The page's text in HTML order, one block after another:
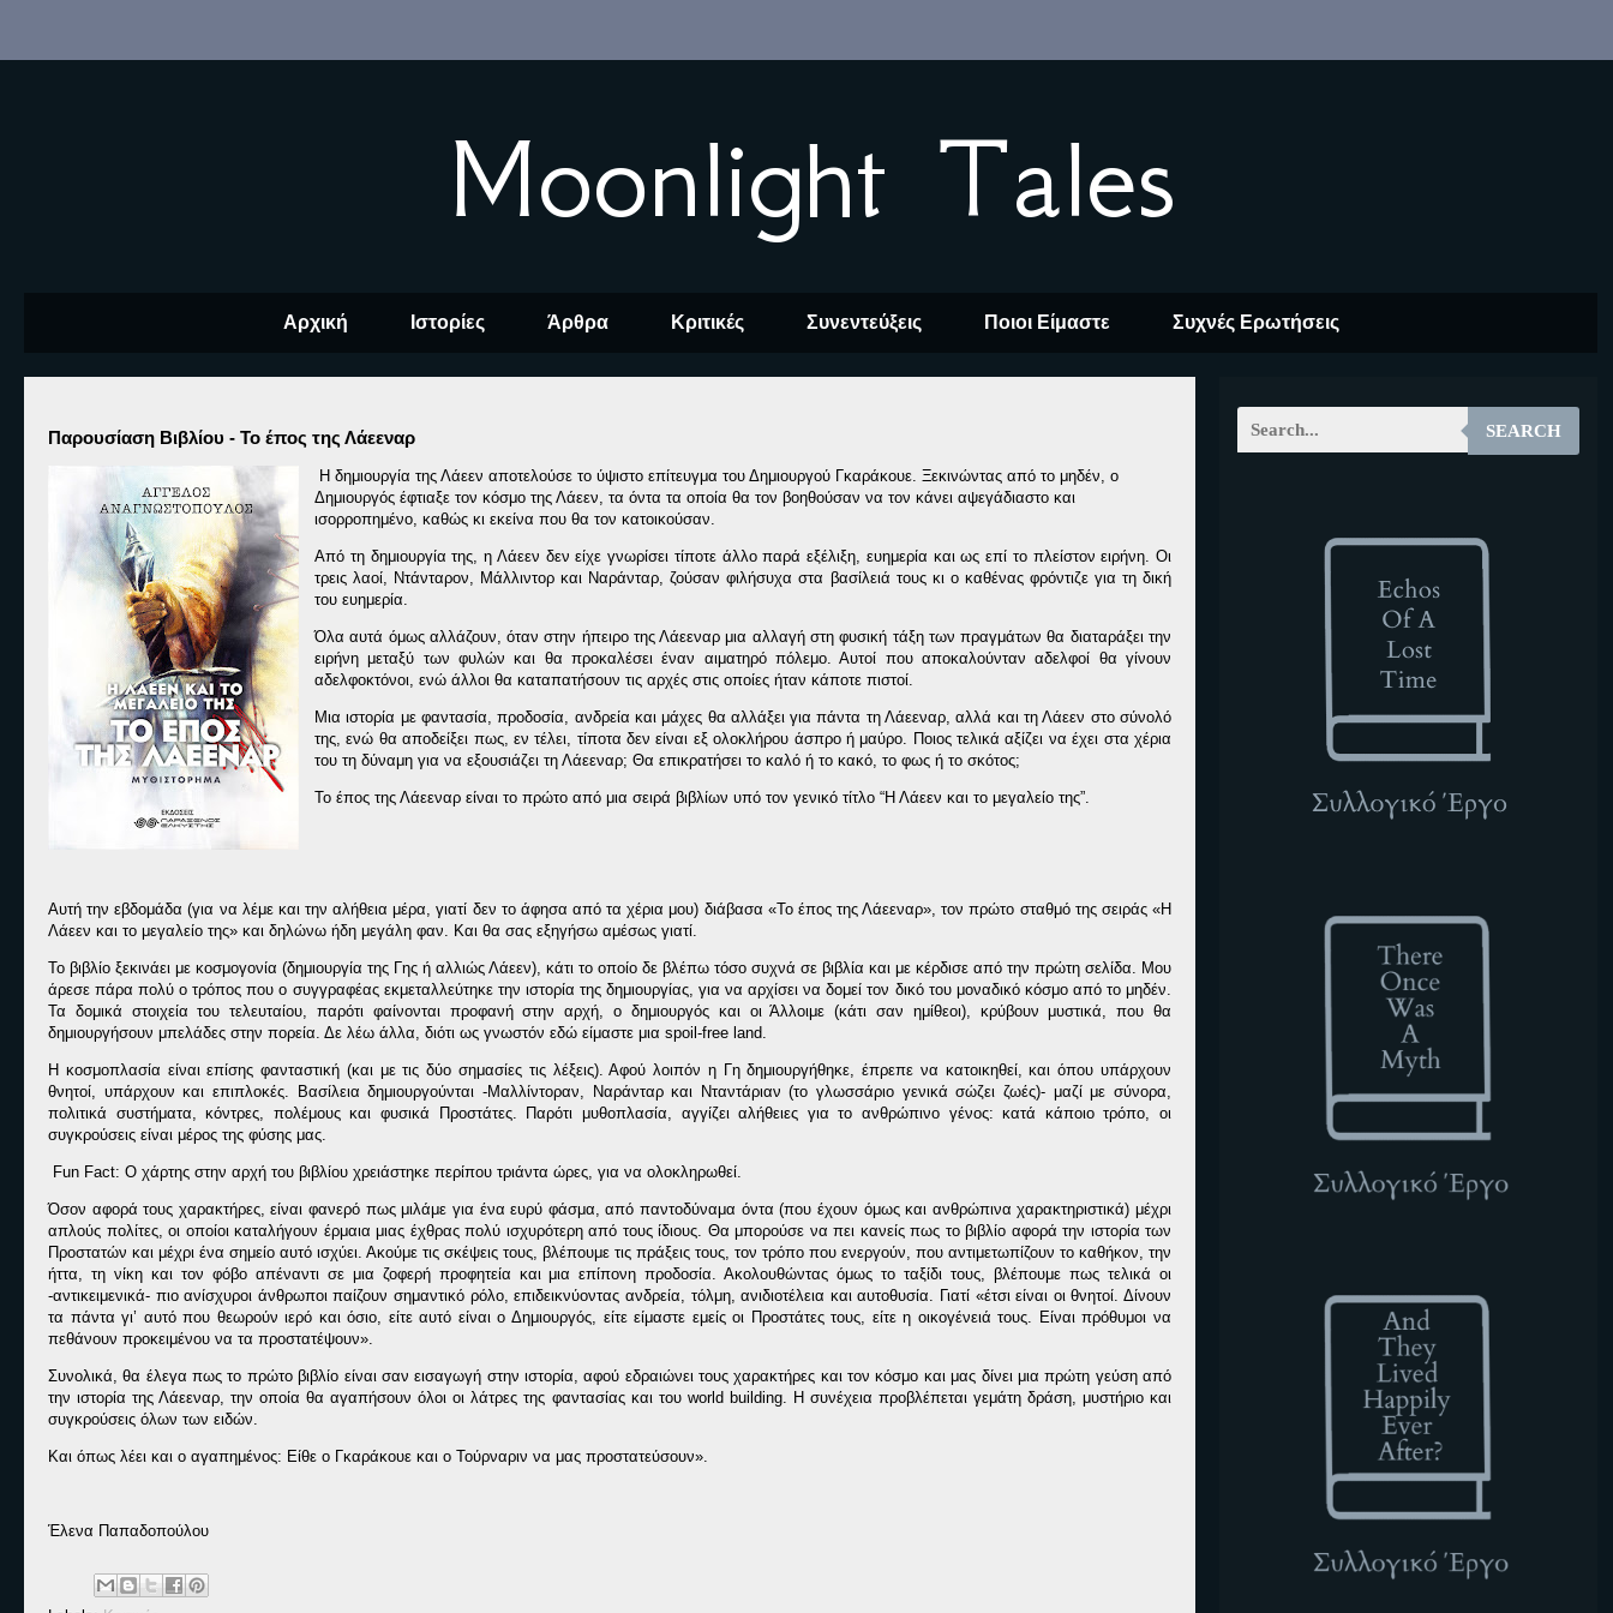
Moonlight Tales
Αρχική Ιστορίες Άρθρα Κριτικές Συνεντεύξεις Ποιοι Είμαστε Συχνές Ερωτήσεις
Παρουσίαση Βιβλίου - Το έπος της Λάεεναρ
Η δημιουργία της Λάεεν αποτελούσε το ύψιστο επίτευγμα του Δημιουργού Γκαράκουε. Ξεκινώντας από το μηδέν, ο
Δημιουργός έφτιαξε τον κόσμο της Λάεεν, τα όντα τα οποία θα τον βοηθούσαν να τον κάνει αψεγάδιαστο και
ισορροπημένο, καθώς κι εκείνα που θα τον κατοικούσαν.
Από τη δημιουργία της, η Λάεεν δεν είχε γνωρίσει τίποτε άλλο παρά εξέλιξη, ευημερία και ως επί το πλείστον ειρήνη. Οι
τρεις λαοί, Ντάνταρον, Μάλλιντορ και Ναράνταρ, ζούσαν φιλήσυχα στα βασίλειά τους κι ο καθένας φρόντιζε για τη δική
του ευημερία.
Όλα αυτά όμως αλλάζουν, όταν στην ήπειρο της Λάεεναρ μια αλλαγή στη φυσική τάξη των πραγμάτων θα διαταράξει την
ειρήνη μεταξύ των φυλών και θα προκαλέσει έναν αιματηρό πόλεμο. Αυτοί που αποκαλούνταν αδελφοί θα γίνουν
αδελφοκτόνοι, ενώ άλλοι θα καταπατήσουν τις αρχές στις οποίες ήταν κάποτε πιστοί.
Μια ιστορία με φαντασία, προδοσία, ανδρεία και μάχες θα αλλάξει για πάντα τη Λάεεναρ, αλλά και τη Λάεεν στο σύνολό
της, ενώ θα αποδείξει πως, εν τέλει, τίποτα δεν είναι εξ ολοκλήρου άσπρο ή μαύρο. Ποιος τελικά αξίζει να έχει στα χέρια
του τη δύναμη για να εξουσιάζει τη Λάεεναρ; Θα επικρατήσει το καλό ή το κακό, το φως ή το σκότος;
Το έπος της Λάεεναρ είναι το πρώτο από μια σειρά βιβλίων υπό τον γενικό τίτλο “Η Λάεεν και το μεγαλείο της”.
Αυτή την εβδομάδα (για να λέμε και την αλήθεια μέρα, γιατί δεν το άφησα από τα χέρια μου) διάβασα «Το έπος της Λάεεναρ», τον πρώτο σταθμό της σειράς «Η
Λάεεν και το μεγαλείο της» και δηλώνω ήδη μεγάλη φαν. Και θα σας εξηγήσω αμέσως γιατί.
Το βιβλίο ξεκινάει με κοσμογονία (δημιουργία της Γης ή αλλιώς Λάεεν), κάτι το οποίο δε βλέπω τόσο συχνά σε βιβλία και με κέρδισε από την πρώτη σελίδα. Μου
άρεσε πάρα πολύ ο τρόπος που ο συγγραφέας εκμεταλλεύτηκε την ιστορία της δημιουργίας, για να αρχίσει να δομεί τον δικό του μοναδικό κόσμο από το μηδέν.
Τα δομικά στοιχεία του τελευταίου, παρότι φαίνονται προφανή στην αρχή, ο δημιουργός και οι Άλλοιμε (κάτι σαν ημίθεοι), κρύβουν μυστικά, που θα
δημιουργήσουν μπελάδες στην πορεία. Δε λέω άλλα, διότι ως γνωστόν εδώ είμαστε μια spoil -free land.
Η κοσμοπλασία είναι επίσης φανταστική (και με τις δύο σημασίες τις λέξεις). Αφού λοιπόν η Γη δημιουργήθηκε, έπρεπε να κατοικηθεί, και όπου υπάρχουν
θνητοί, υπάρχουν και επιπλοκές. Βασίλεια δημιουργούνται -Μαλλίντοραν, Ναράνταρ και Νταντάριαν (το γλωσσάριο γενικά σώζει ζωές)- μαζί με σύνορα,
πολιτικά συστήματα, κόντρες, πολέμους και φυσικά Προστάτες. Παρότι μυθοπλασία, αγγίζει αλήθειες για το ανθρώπινο γένος: κατά κάποιο τρόπο, οι
συγκρούσεις είναι μέρος της φύσης μας.
Fun Fact: Ο χάρτης στην αρχή του βιβλίου χρειάστηκε περίπου τριάντα ώρες, για να ολοκληρωθεί.
Όσον αφορά τους χαρακτήρες, είναι φανερό πως μιλάμε για ένα ευρύ φάσμα, από παντοδύναμα όντα (που έχουν όμως και ανθρώπινα χαρακτηριστικά) μέχρι
απλούς πολίτες, οι οποίοι καταλήγουν έρμαια μιας έχθρας πολύ ισχυρότερη από τους ίδιους. Θα μπορούσε να πει κανείς πως το βιβλίο αφορά την ιστορία των
Προστατών και μέχρι ένα σημείο αυτό ισχύει. Ακούμε τις σκέψεις τους, βλέπουμε τις πράξεις τους, τον τρόπο που ενεργούν, που αντιμετωπίζουν το καθήκον, την
ήττα, τη νίκη και τον φόβο απέναντι σε μια ζοφερή προφητεία και μια επίπονη προδοσία. Ακολουθώντας όμως το ταξίδι τους, βλέπουμε πως τελικά οι
-αντικειμενικά- πιο ανίσχυροι άνθρωποι παίζουν σημαντικό ρόλο, επιδεικνύοντας ανδρεία, τόλμη, ανιδιοτέλεια και αυτοθυσία. Γιατί «έτσι είναι οι θνητοί. Δίνουν
τα πάντα γι’ αυτό που θεωρούν ιερό και όσιο, είτε αυτό είναι ο Δημιουργός, είτε είμαστε εμείς οι Προστάτες τους, είτε η οικογένειά τους. Είναι πρόθυμοι να
πεθάνουν προκειμένου να τα προστατέψουν».
Συνολικά, θα έλεγα πως το πρώτο βιβλίο είναι σαν εισαγωγή στην ιστορία, αφού εδραιώνει τους χαρακτήρες και τον κόσμο και μας δίνει μια πρώτη γεύση από
την ιστορία της Λάεεναρ, την οποία θα αγαπήσουν όλοι οι λάτρες της φαντασίας και του world building. Η συνέχεια προβλέπεται γεμάτη δράση, μυστήριο και
συγκρούσεις όλων των ειδών.
Και όπως λέει και ο αγαπημένος: Είθε ο Γκαράκουε και ο Τούρναριν να μας προστατεύσουν».
Έλενα Παπαδοπούλου
SEARCH